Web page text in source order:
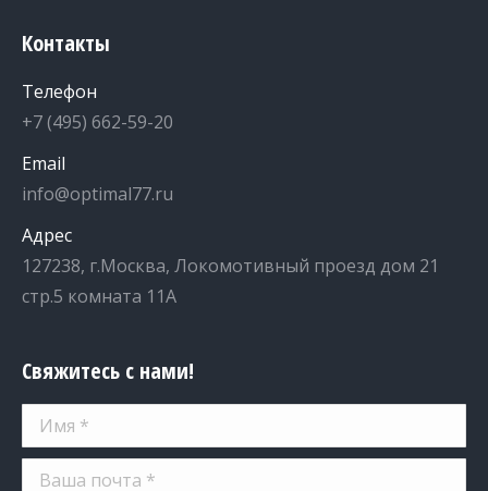
Контакты
Телефон
+7 (495) 662-59-20
Email
info@optimal77.ru
Адрес
127238, г.Москва, Локомотивный проезд дом 21
стр.5 комната 11А
Свяжитесь с нами!
Имя *
Ваша почта *